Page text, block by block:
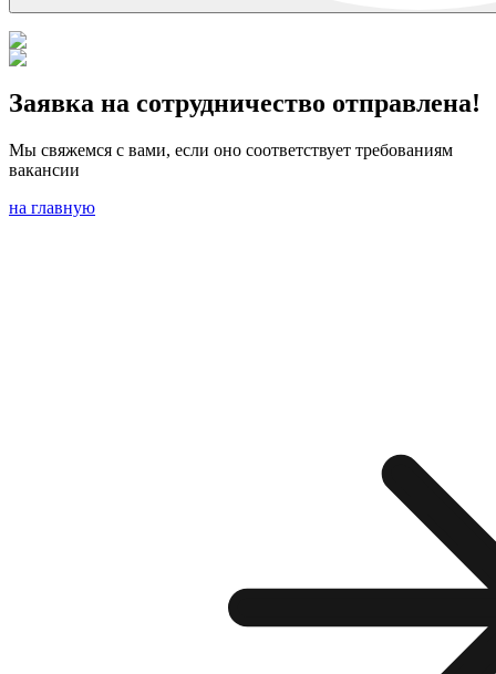
Заявка на сотрудничество отправлена!
Мы свяжемся с вами, если оно соответствует требованиям
вакансии
на главную